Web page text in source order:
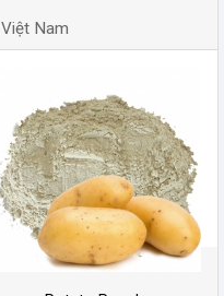
Việt Nam